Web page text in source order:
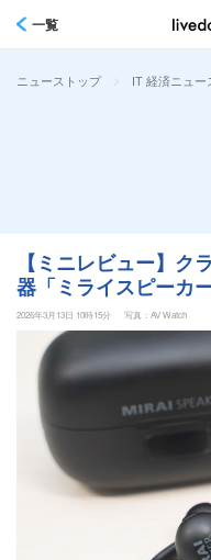
一覧
ニューストップ > IT 経済ニュー
【ミニレビュー】ク
器「ミライスピーカ
2026年3月13日 10時15分 写真：AV Watch